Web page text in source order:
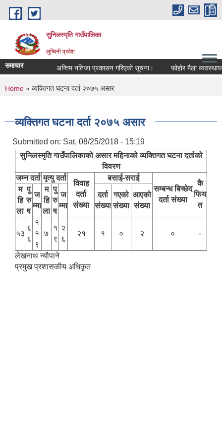
Skip to main content
सुनिलस्मृति गाउँपालिका
लुम्बिनी प्रदेश
समाचार अन्तिम नतिजा प्रकासन गरिएकाे सूचना। फोहोर मैला
You are here
Home » व्यक्तिगत घटना दर्ता २०७५ असार
व्यक्तिगत घटना दर्ता २०७५ असार
Submitted on: Sat, 08/25/2018 - 15:19
सुनिलस्मृति गाउँपालिकाको असार महिनाको व्यक्तिगत घटना दर्ताको
विवरण
जम्न दर्ता मृत्यु दर्ता
विवाह
दर्ता
संख्या
बसाई-सराई
सम्बन्ध बिच्छेद
दर्ता संख्या
कै
फिय
त
म
हि
ला
पु
रु
ष
ज
म्मा
म
हि
ला
पु
रु
ष
ज
म्मा
दर्ता
संख्या
गएको
संख्या
आएको
संख्या
५३
६
६
१
१
९
७
१
९
२
६
२१ १ ० २ ० -
लेखनाथ न्यौपाने
प्रमुख प्रशासकीय अधिकृत